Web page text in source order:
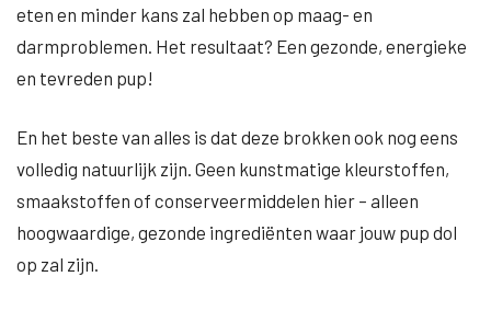
eten en minder kans zal hebben op maag- en
darmproblemen. Het resultaat? Een gezonde, energieke
en tevreden pup!
En het beste van alles is dat deze brokken ook nog eens
volledig natuurlijk zijn. Geen kunstmatige kleurstoffen,
smaakstoffen of conserveermiddelen hier – alleen
hoogwaardige, gezonde ingrediënten waar jouw pup dol
op zal zijn.